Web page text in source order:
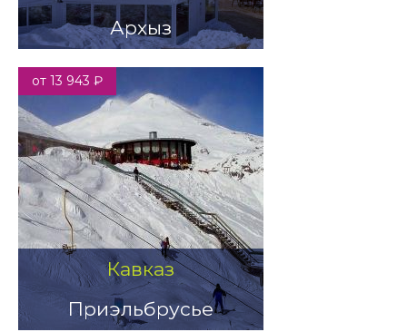
Архыз
от 13 943 ₽
Кавказ
Приэльбрусье